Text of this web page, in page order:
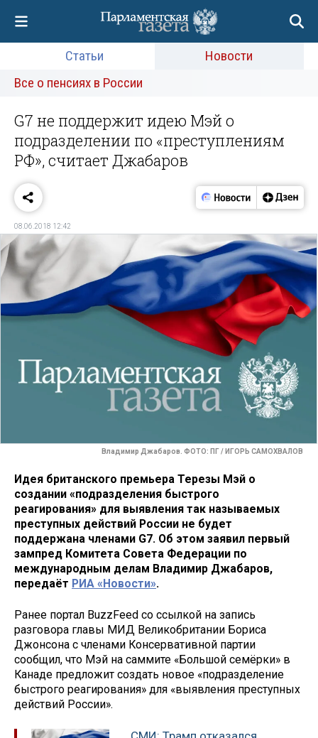
Статьи
Новости
Все о пенсиях в России
G7 не поддержит идею Мэй о
подразделении по «преступлениям
РФ», считает Джабаров
08.06.2018 12:42
Владимир Джабаров. ФОТО: ПГ / ИГОРЬ САМОХВАЛОВ
Идея британского премьера Терезы Мэй о
создании «подразделения быстрого
реагирования» для выявления так называемых
преступных действий России не будет
поддержана членами G7. Об этом заявил первый
зампред Комитета Совета Федерации по
международным делам Владимир Джабаров,
передаёт РИА «Новости».
Ранее портал BuzzFeed со ссылкой на запись
разговора главы МИД Великобритании Бориса
Джонсона с членами Консервативной партии
сообщил, что Мэй на саммите «Большой семёрки» в
Канаде предложит создать новое «подразделение
быстрого реагирования» для «выявления преступных
действий России».